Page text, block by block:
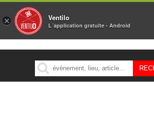
MENU
× Ventilo
L´application gratuite - Android